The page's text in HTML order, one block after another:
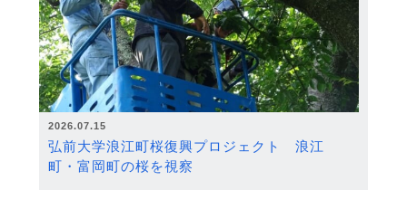
2026.07.15
弘前大学浪江町桜復興プロジェクト 浪江
町・富岡町の桜を視察